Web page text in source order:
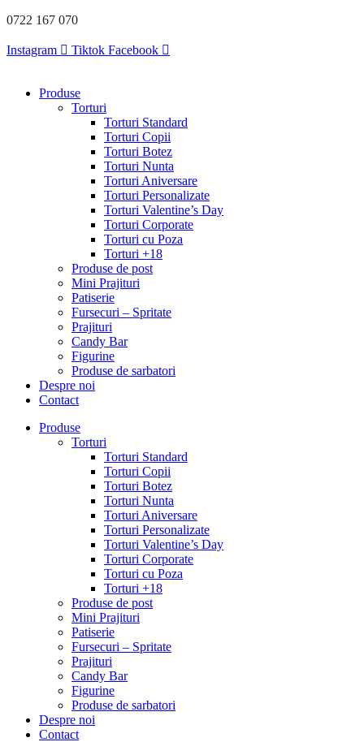
Sari
conținut
0722 167 070
Instagram Tiktok Facebook
Produse
Torturi
Torturi Standard
Torturi Copii
Torturi Botez
Torturi Nunta
Torturi Aniversare
Torturi Personalizate
Torturi Valentine’s Day
Torturi Corporate
Torturi cu Poza
Torturi +18
Produse de post
Mini Prajituri
Patiserie
Fursecuri – Spritate
Prajituri
Candy Bar
Figurine
Produse de sarbatori
Despre noi
Contact
Produse
Torturi
Torturi Standard
Torturi Copii
Torturi Botez
Torturi Nunta
Torturi Aniversare
Torturi Personalizate
Torturi Valentine’s Day
Torturi Corporate
Torturi cu Poza
Torturi +18
Produse de post
Mini Prajituri
Patiserie
Fursecuri – Spritate
Prajituri
Candy Bar
Figurine
Produse de sarbatori
Despre noi
Contact